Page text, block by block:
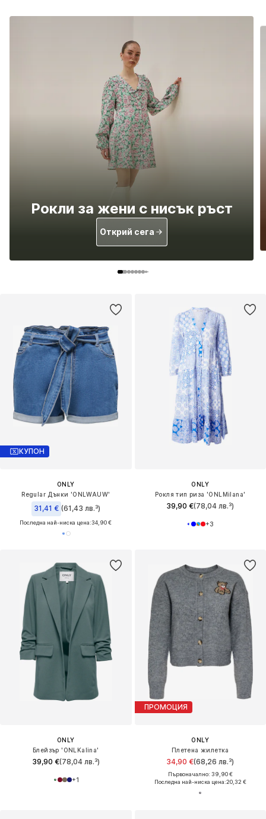
КУПОН
ONLY
Regular Дънки 'ONLWAUW'
31,41 € (61,43 лв.³)
Последна най-ниска цена:34,90 €
ONLY
Рокля тип риза 'ONLMilana'
39,90 €(78,04 лв.³)
+3
ONLY
Блейзър 'ONLKalina'
39,90 €(78,04 лв.³)
+1
Рокли за жени с нисък ръст
Открий сега
ПРОМОЦИЯ
ONLY
Плетена жилетка
34,90 €(68,26 лв.³)
Първоначално: 39,90 €
Последна най-ниска цена:20,32 €